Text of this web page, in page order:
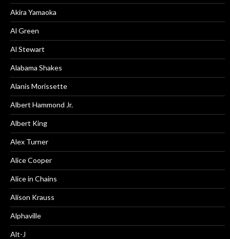
Akira Yamaoka
Al Green
Al Stewart
Alabama Shakes
Alanis Morissette
Albert Hammond Jr.
Albert King
Alex Turner
Alice Cooper
Alice in Chains
Alison Krauss
Alphaville
Alt-J